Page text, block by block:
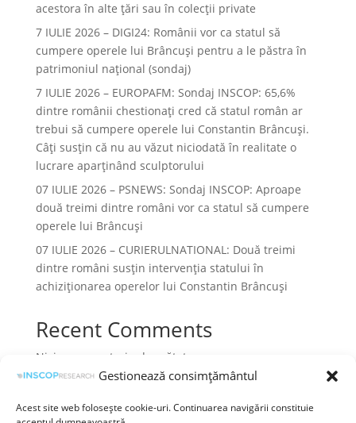
Gestionează consimțământul
Acest site web folosește cookie-uri. Continuarea navigării constituie
acestora în alte ţări sau în colecţii private
7 IULIE 2026 – DIGI24: Românii vor ca statul să
cumpere operele lui Brâncuși pentru a le păstra în
patrimoniul național (sondaj)
7 IULIE 2026 – EUROPAFM: Sondaj INSCOP: 65,6%
dintre românii chestionați cred că statul român ar
trebui să cumpere operele lui Constantin Brâncuși.
Câți susțin că nu au văzut niciodată în realitate o
lucrare aparținând sculptorului
07 IULIE 2026 – PSNEWS: Sondaj INSCOP: Aproape
două treimi dintre români vor ca statul să cumpere
operele lui Brâncuși
07 IULIE 2026 – CURIERULNATIONAL: Două treimi
dintre români susțin intervenția statului în
achiziționarea operelor lui Constantin Brâncuși
Recent Comments
Niciun comentariu de arătat.